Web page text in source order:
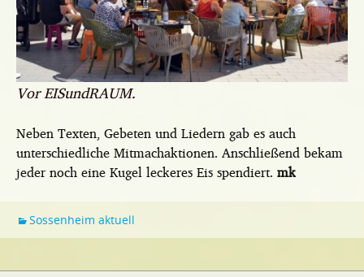
Vor EISundRAUM.
Neben Texten, Gebeten und Liedern gab es auch
unterschiedliche Mitmachaktionen. Anschließend bekam
jeder noch eine Kugel leckeres Eis spendiert. mk
Sossenheim aktuell